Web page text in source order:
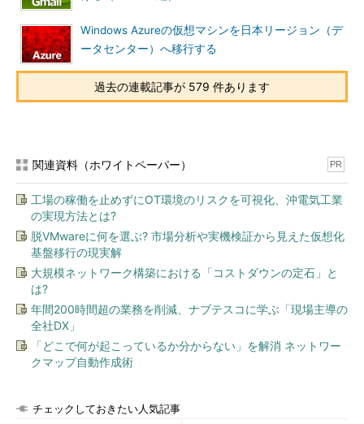
「Windowsエクスペリエンスインデックス」を手動で実行
する
「winsat formal」とすると、全てのテストが実行される。
このようなテスト経過を表示しつつ、ログを「%windir%\Pe
rformance\WinSAT\DataStore」フォルダに出力する。
に、「＜計測時刻＞Formal.Assessment (
Windows Azureの仮想マシンを日本リージョン（デ
ータセンター）へ移行する
過去の連載記事が 579 件あります
関連資料（ホワイトペーパー） PR
工場の稼働を止めずにOT環境のリスクを可視化、沖電気工業
の実現方法とは?
脱VMwareに何を選ぶ? 市場分析や実機検証から見えた仮想化
基盤移行の現実解
大規模ネットワーク構築における「コストダウンの定石」と
は?
年間200時間超の業務を削減、ナブテスコに学ぶ「現場主導の
全社DX」
「どこで何が起こっているか分からない」を解消 ネットワー
クマップ自動作成術
チェックしておきたい人気記事